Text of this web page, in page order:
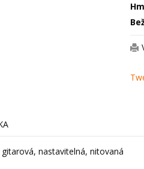
nastavitelná, nitovaná